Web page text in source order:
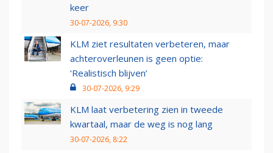
keer
30-07-2026, 9:30
KLM ziet resultaten verbeteren, maar
achteroverleunen is geen optie:
‘Realistisch blijven’
30-07-2026, 9:29
KLM laat verbetering zien in tweede
kwartaal, maar de weg is nog lang
30-07-2026, 8:22